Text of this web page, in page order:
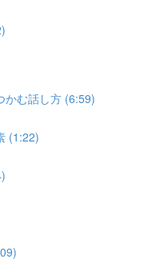
かむ話し方 (6:59)
(1:22)